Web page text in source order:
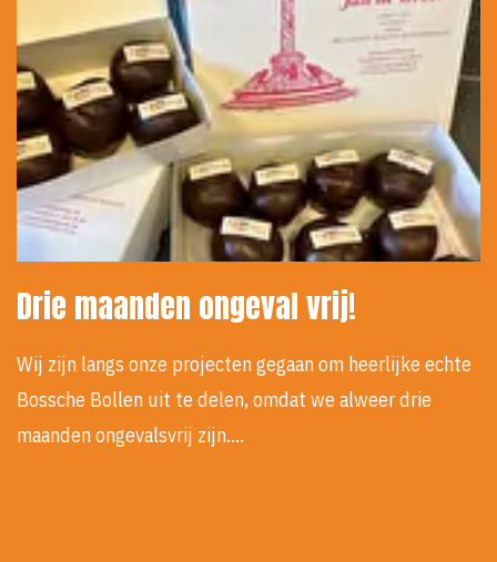
Drie maanden ongeval vrij!
Wij zijn langs onze projecten gegaan om heerlijke echte
Bossche Bollen uit te delen, omdat we alweer drie
maanden ongevalsvrij zijn.…